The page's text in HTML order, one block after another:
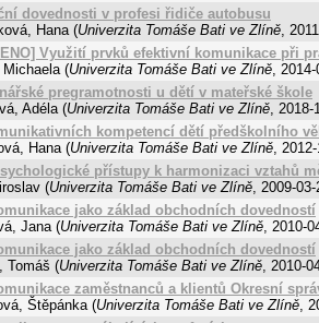
dovednosti v profesi řidiče autobusu
Hana (Univerzita Tomáše Bati ve Zlíně,
Využití prvků efektivní komunikace při
(Univerzita Tomáše Bati ve Zlíně, 2014-
pregramotnosti u dětí v mateřské škole
Adéla (Univerzita Tomáše Bati ve Zlíně, 2018-
kompetencí dětí předškolního
Hana (Univerzita Tomáše Bati ve Zlíně,
přístupy k harmonizaci vztahů
(Univerzita Tomáše Bati ve Zlíně, 2009-03-
jako základ obchodních dovedností
Jana (Univerzita Tomáše Bati ve Zlíně, 2010-
jako základ obchodních dovedností
Tomáš (Univerzita Tomáše Bati ve Zlíně, 2010-
zaměstnanců a klientů Okresní
Štěpánka (Univerzita Tomáše Bati ve Zlíně,